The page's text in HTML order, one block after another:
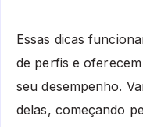
Essas dicas
de perfis e
seu desempenho.
delas, começando